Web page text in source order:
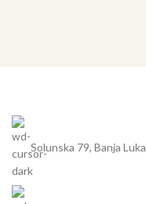
Solunska 79, Banja Luka